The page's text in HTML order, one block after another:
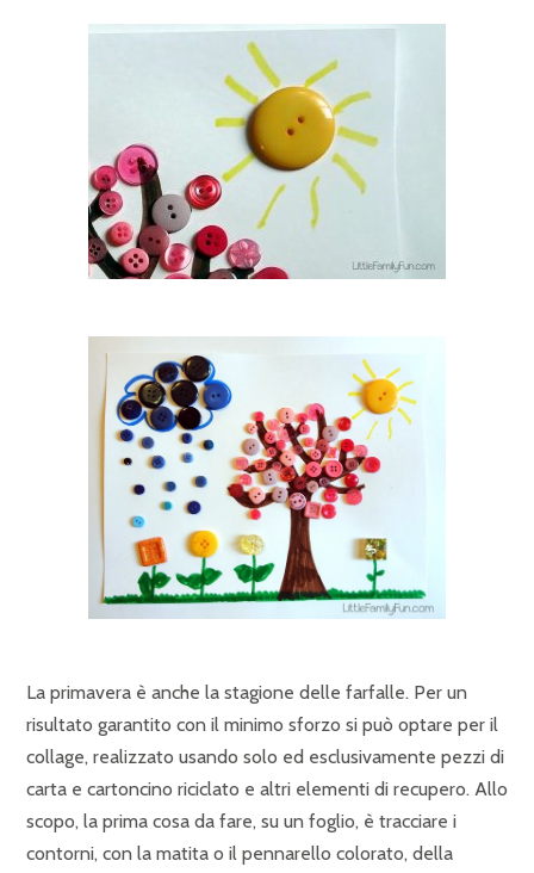
La primavera è anche la stagione delle farfalle. Per un
risultato garantito con il minimo sforzo si può optare per il
collage, realizzato usando solo ed esclusivamente pezzi di
carta e cartoncino riciclato e altri elementi di recupero. Allo
scopo, la prima cosa da fare, su un foglio, è tracciare i
contorni, con la matita o il pennarello colorato, della